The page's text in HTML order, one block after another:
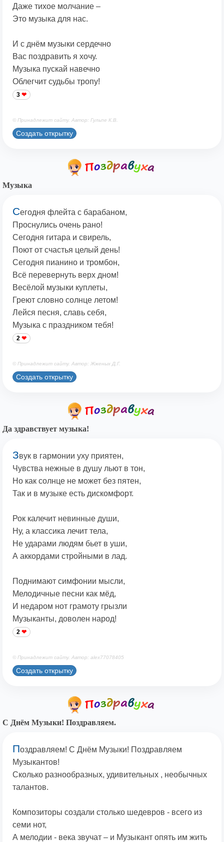
Даже тихое молчание –
Это музыка для нас.
И с днём музыки сердечно
Вас поздравить я хочу.
Музыка пускай навечно
Облегчит судьбы тропу!
3
© Принадлежит сайту. Автор: Гульпе К.В.
Создать открытку
Музыка
Сегодня флейта с барабаном,
Проснулись очень рано!
Сегодня гитара и свирель,
Поют от счастья целый день!
Сегодня пианино и тромбон,
Всё перевернуть верх дном!
Весёлой музыки куплеты,
Греют словно солнце летом!
Лейся песня, славь себя,
Музыка с праздником тебя!
2
© Принадлежит сайту. Автор: Жженых Д.Г.
Создать открытку
Да здравствует музыка!
Звук в гармонии уху приятен,
Чувства нежные в душу льют в тон,
Но как солнце не может без пятен,
Так и в музыке есть дискомфорт.
Рок калечит невинные души,
Ну, а классика лечит тела,
Не ударами людям бьет в уши,
А аккордами стройными в лад.
Поднимают симфонии мысли,
Мелодичные песни как мёд,
И недаром нот грамоту грызли
Музыканты, доволен народ!
2
© Принадлежит сайту. Автор: alex77078405
Создать открытку
С Днём Музыки! Поздравляем.
Поздравляем! С Днём Музыки! Поздравляем
Музыкантов!
Сколько разнообразных, удивительных , необычных
талантов.
Композиторы создали столько шедевров - всего из
семи нот,
А мелодии - века звучат – и Музыкант опять им жить